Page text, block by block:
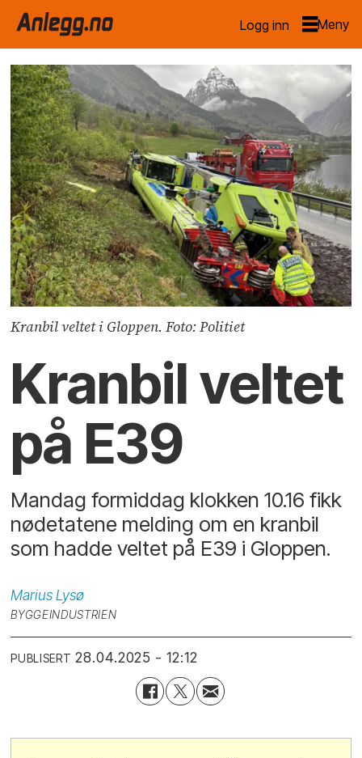
Logg inn
Kranbil veltet i Gloppen. Foto: Politiet
Kranbil veltet
på E39
Mandag formiddag klokken 10.16 fikk
nødetatene melding om en kranbil
som hadde veltet på E39 i Gloppen.
Marius Lysø
BYGGEINDUSTRIEN
PUBLISERT 28.04.2025 - 12:12